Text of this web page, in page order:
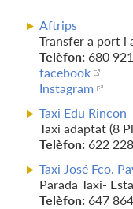
Aftrips
Transfer a port i
Telèfon: 680
facebook
Instagram
Taxi Edu Rincon
Taxi adaptat (8
Telèfon: 622
Taxi José Fco.
Parada Taxi-
Telèfon: 647